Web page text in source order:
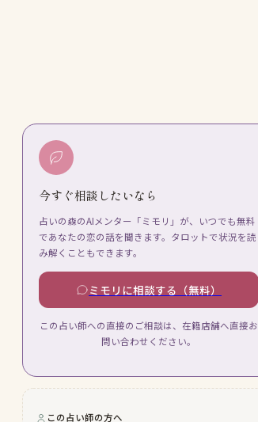
今すぐ相談したいなら
占いの森のAIメンター「ミモリ」が、いつでも無料
であなたの恋の話を聞きます。タロットで状況を読
み解くこともできます。
ミモリに相談する（無料）
この占い師への直接のご相談は、在籍店舗へ直接お
問い合わせください。
この占い師の方へ